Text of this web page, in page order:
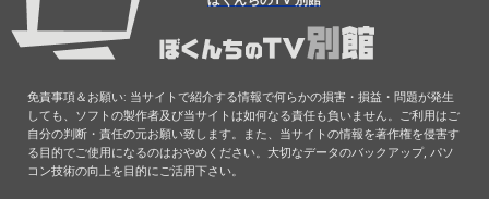
免責事項＆お願い: 当サイトで紹介する情報で何らかの損害・損益・問題が発生
しても、ソフトの製作者及び当サイトは如何なる責任も負いません。ご利用はご
自分の判断・責任の元お願い致します。また、当サイトの情報を著作権を侵害す
る目的でご使用になるのはおやめください。大切なデータのバックアップ, パソ
コン技術の向上を目的にご活用下さい。